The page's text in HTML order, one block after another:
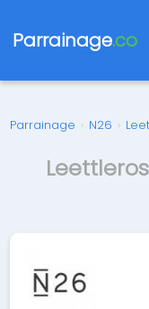
Parrainage.co
Parrainage › N26 ›